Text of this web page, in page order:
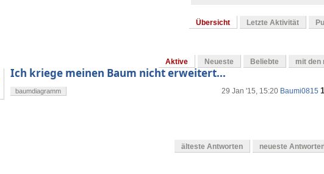
Übersicht Letzte Aktivität
Aktive Neueste Beliebte mit den
Ich kriege meinen Baum nicht erweitert...
29 Jan '15, 15:20 Baumi0815
baumdiagramm
älteste Antworten neueste